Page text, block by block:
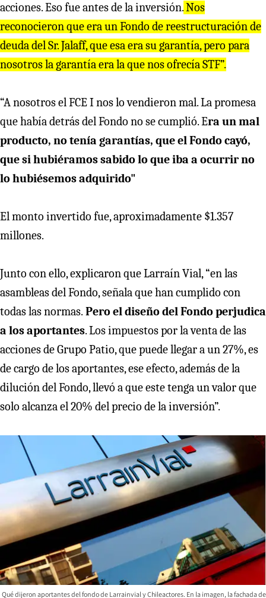
acciones. Eso fue antes de la inversión.Nos
reconocieron que era un Fondo de reestructuración de
deuda del Sr. Jalaff, que esa era su garantía, pero para
nosotros la garantía era la que nos ofrecía STF”.
“A nosotros el FCE I nos lo vendieron mal. La promesa
que había detrás del Fondo no se cumplió. Era un mal
producto, no tenía garantías, que el Fondo cayó,
que si hubiéramos sabido lo que iba a ocurrir no
lo hubiésemos adquirido"
El monto invertido fue, aproximadamente $1.357
millones.
Junto con ello, explicaron que Larraín Vial, “en las
asambleas del Fondo, señala que han cumplido con
todas las normas. Pero el diseño del Fondo perjudica
a los aportantes. Los impuestos por la venta de las
acciones de Grupo Patio, que puede llegar a un 27%, es
de cargo de los aportantes, ese efecto, además de la
dilución del Fondo, llevó a que este tenga un valor que
solo alcanza el 20% del precio de la inversión”.
Qué dijeron aportantes del fondo de Larrainvial y Chileactores. En la imagen, la fachada de